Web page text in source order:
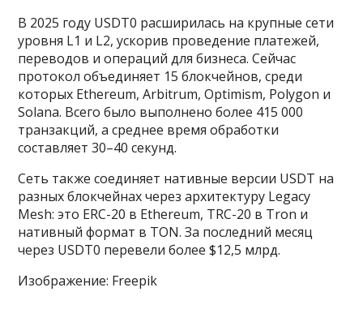
В 2025 году USDT0 расширилась на крупные сети
уровня L1 и L2, ускорив проведение платежей,
переводов и операций для бизнеса. Сейчас
протокол объединяет 15 блокчейнов, среди
которых Ethereum, Arbitrum, Optimism, Polygon и
Solana. Всего было выполнено более 415 000
транзакций, а среднее время обработки
составляет 30–40 секунд.
Сеть также соединяет нативные версии USDT на
разных блокчейнах через архитектуру Legacy
Mesh: это ERC-20 в Ethereum, TRC-20 в Tron и
нативный формат в TON. За последний месяц
через USDT0 перевели более $12,5 млрд.
Изображение: Freepik